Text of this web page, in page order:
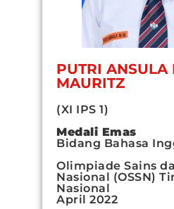
PUTRI ANSULA
MAURITZ
(XI IPS 1)
Medali Emas
Bidang Bahasa
Olimpiade Sains
Nasional (OSSN)
Nasional
April 2022